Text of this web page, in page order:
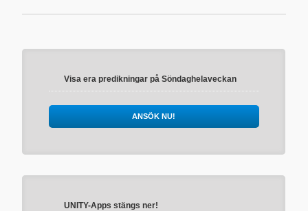
Visa era predikningar på Söndaghelaveckan
ANSÖK NU!
UNITY-Apps stängs ner!